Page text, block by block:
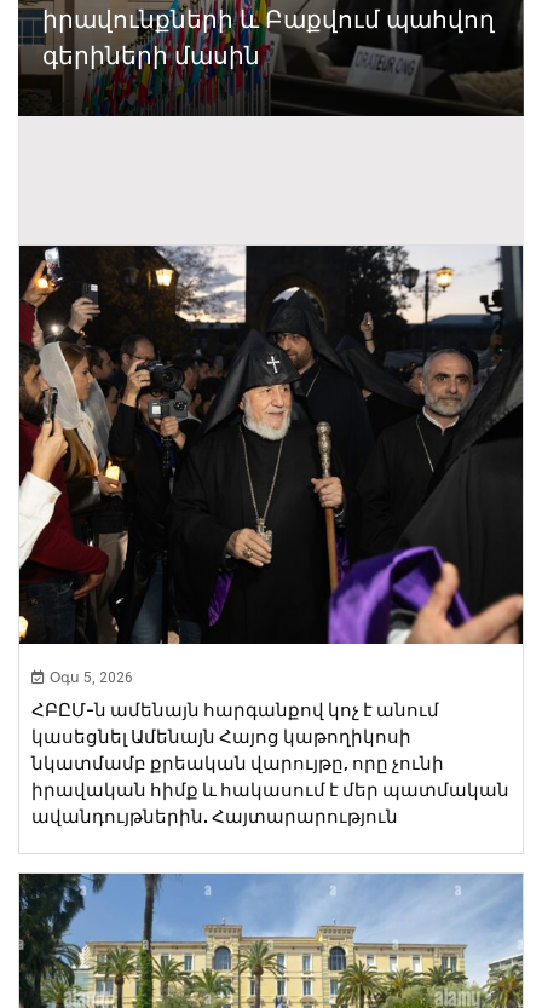
իրավունքների և Բաքվում պահվող
գերիների մասին
Օգս 5, 2026
ՀԲԸՄ-ն ամենայն հարգանքով կոչ է անում
կասեցնել Ամենայն Հայոց կաթողիկոսի
նկատմամբ քրեական վարույթը, որը չունի
իրավական հիմք և հակասում է մեր պատմական
ավանդույթներին. Հայտարարություն